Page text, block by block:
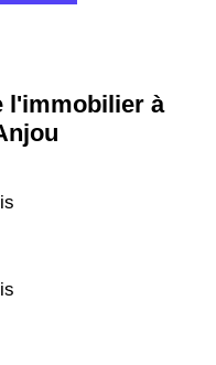
l'immobilier à